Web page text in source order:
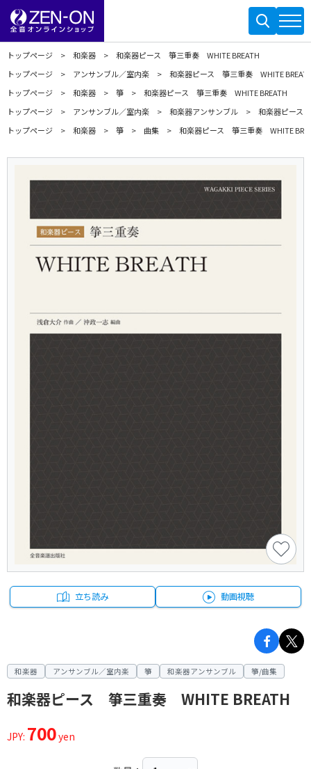
トップページ 和楽器
和楽器ピース 箏三重奏 WHITE BREATH
トップページ
アンサンブル／室内楽
和楽器ピース 箏三重奏 WHITE
トップページ
和楽器 箏
和楽器ピース 箏三重奏 WHITE BREATH
トップページ
アンサンブル／室内楽 和楽器アンサンブル
和楽器ピース
トップページ
和楽器 箏 曲集 和楽器ピース 箏三重奏 WHITE
立ち読み 動画視聴
和楽器 アンサンブル／室内楽 箏 和楽器アンサンブル 箏/曲集
和楽器ピース 箏三重奏 WHITE BREATH
JPY: 700yen